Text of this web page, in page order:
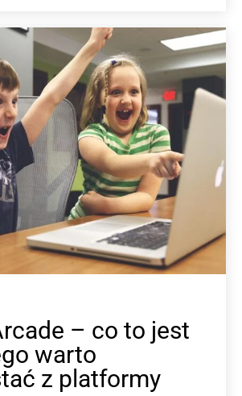
– co to jest
warto
z platformy